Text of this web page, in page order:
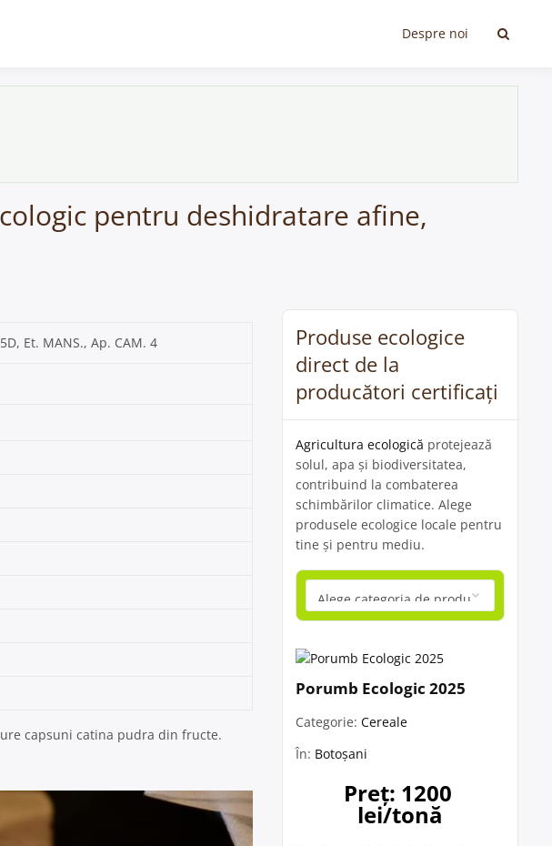
Despre noi
pentru deshidratare afine,
Et. MANS., Ap. CAM. 4
capsuni catina pudra din fructe.
Produse ecologice
direct de la
producători certificați
Agricultura ecologică protejează
solul, apa și biodiversitatea,
contribuind la combaterea
schimbărilor climatice. Alege
produsele ecologice locale pentru
tine și pentru mediu.
Porumb Ecologic 2025
Categorie: Cereale
În: Botoșani
Preț: 1200
lei/tonă